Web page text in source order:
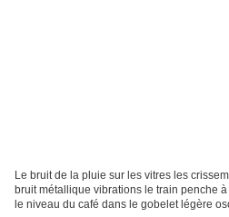
Le bruit de la pluie sur les vitres les
bruit métallique vibrations le train penche
le niveau du café dans le gobelet légère